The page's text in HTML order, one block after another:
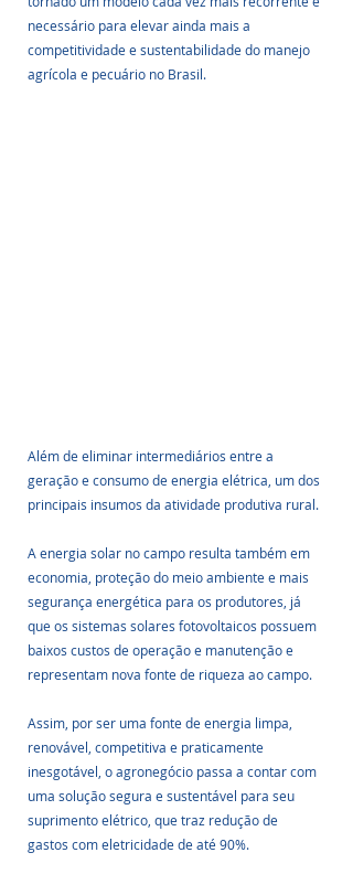
necessário para elevar ainda mais a
competitividade e sustentabilidade do manejo
agrícola e pecuário no Brasil.
Além de eliminar intermediários entre a
geração e consumo de energia elétrica, um dos
principais insumos da atividade produtiva rural.
A energia solar no campo resulta também em
economia, proteção do meio ambiente e mais
segurança energética para os produtores, já
que os sistemas solares fotovoltaicos possuem
baixos custos de operação e manutenção e
representam nova fonte de riqueza ao campo.
Assim, por ser uma fonte de energia limpa,
renovável, competitiva e praticamente
inesgotável, o agronegócio passa a contar com
uma solução segura e sustentável para seu
suprimento elétrico, que traz redução de
gastos com eletricidade de até 90%.